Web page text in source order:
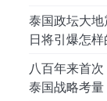
泰国政坛大
日将引爆怎
八百年来首
泰国战略考量